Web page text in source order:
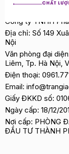
Công ty TNHH
Địa chỉ: Số 149
Nội
Văn phòng đại
Liêm, Tp. Hà Nội,
Điện thoại:
Email:
Giấy ĐKKD số:
Ngày cấp: 18/12/
Nơi cấp: PHÒNG
ĐẦU TƯ THÀNH